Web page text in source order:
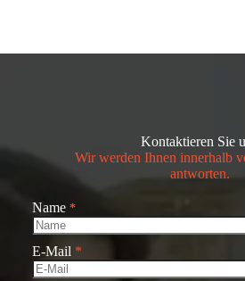
Kontaktieren Sie
Wir werden Ihnen innerhalb
antworten.
Name *
E-Mail *